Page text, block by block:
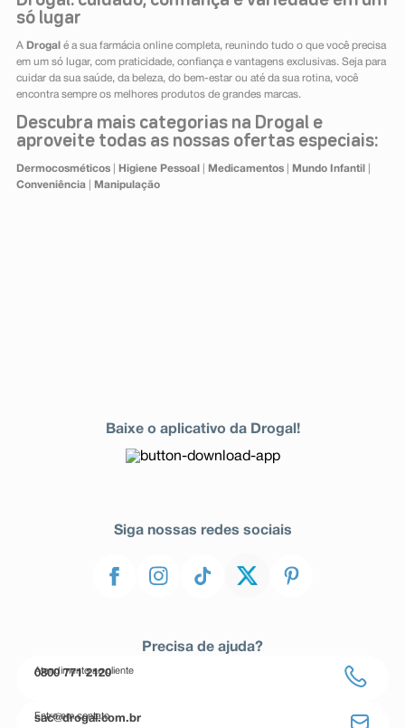
só lugar
A Drogal é a sua farmácia online completa, reunindo tudo o que você precisa
em um só lugar, com praticidade, confiança e vantagens exclusivas. Seja para
cuidar da sua saúde, da beleza, do bem-estar ou até da sua rotina, você
encontra sempre os melhores produtos de grandes marcas.
Descubra mais categorias na Drogal e
aproveite todas as nossas ofertas especiais:
Dermocosméticos| Higiene Pessoal Medicamentos| Mundo Infantil
Conveniência| Manipulação
Baixe o aplicativo da Drogal!
Siga nossas redes sociais
Precisa de ajuda?
Atendimento ao cliente
0800 771 2120
Entre em contato
sac@drogal.com.br